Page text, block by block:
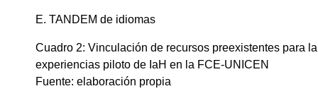
E. TANDEM de idiomas
Cuadro 2: Vinculación de recursos preexistentes para
experiencias piloto de IaH en la FCE-UNICEN
Fuente: elaboración propia